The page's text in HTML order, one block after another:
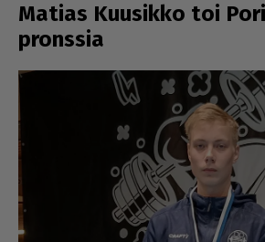
Matias Kuusikko toi
pronssia